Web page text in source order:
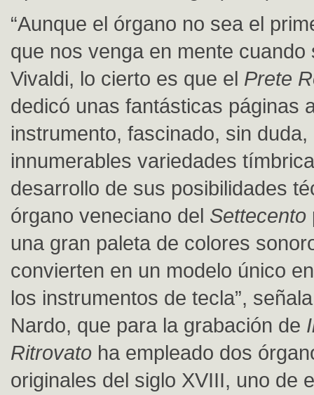
“Aunque el órgano no sea el
que nos venga en mente cuando
Vivaldi, lo cierto es que el Prete
dedicó unas fantásticas páginas
instrumento, fascinado, sin
innumerables variedades
desarrollo de sus posibilidades
órgano veneciano del Settecento
una gran paleta de colores
convierten en un modelo único
los instrumentos de tecla”,
Nardo, que para la grabación de
Ritrovato ha empleado dos
originales del siglo XVIII, uno de